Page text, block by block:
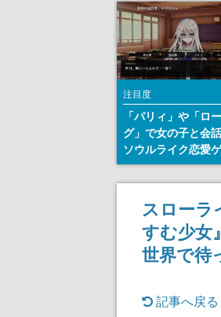
注目度
「パリィ」や「ロ
グ」で女の子と会
ソウルライク恋愛
『小早川さんはソ
イク』無料公開。
失敗すると「YOU
DIED」スローラ
すむ少女
世界で待
記事へ戻る